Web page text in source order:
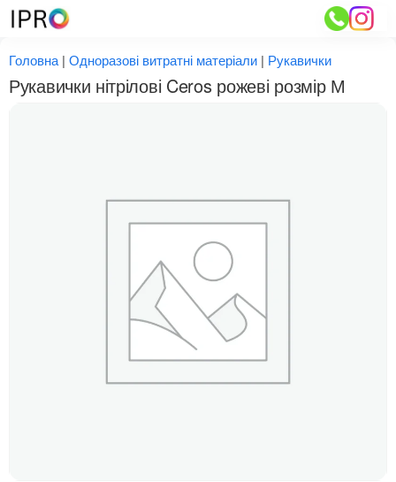
Перейти
до
Головна | Одноразові витратні матеріали | Рукавички
Рукавички нітрілові Ceros рожеві розмір М